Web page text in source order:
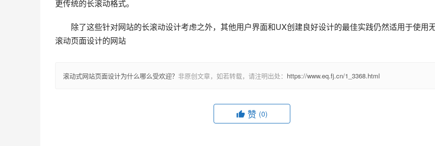
更传统的长滚动格式。
除了这些针对网站的长滚动设计考虑之外，其他用户界面和UX创建良好设计的最佳实践仍然适用于使用
滚动页面设计的网站
滚动式网站页面设计为什么哪么受欢迎？ 非原创文章，如若转载，请注明出处： https://www.eq.fj.cn/1_3368.html
赞 (0)